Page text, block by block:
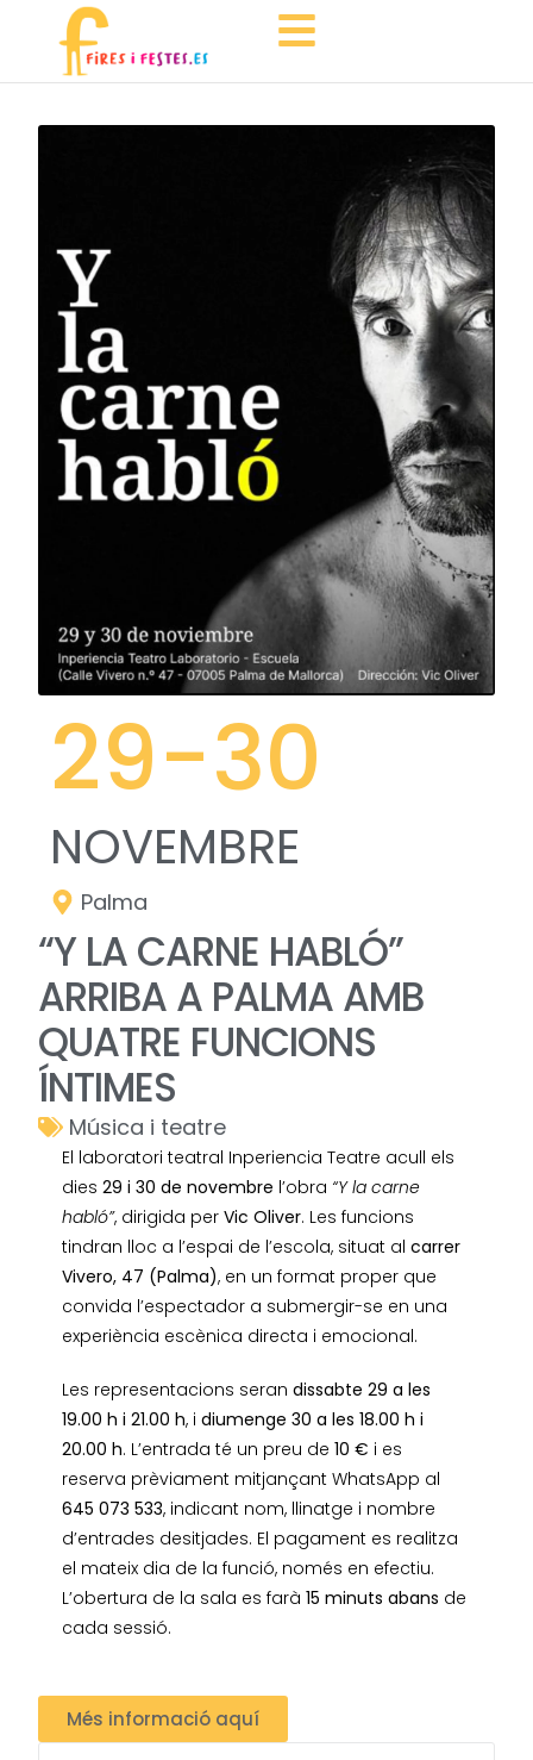
29-30
NOVEMBRE
Palma
“Y LA CARNE HABLÓ”
ARRIBA A PALMA AMB
QUATRE FUNCIONS
ÍNTIMES
Música i teatre
El laboratori teatral Inperiencia Teatre acull els
dies29 i 30 de novembre l’obra “Y la carne
habló”, dirigida perVic Oliver. Les funcions
tindran lloc a l’espai de l’escola, situat alcarrer
Vivero, 47 (Palma), en un format proper que
convida l’espectador a submergir-se en una
experiència escènica directa i emocional.
Les representacions serandissabte 29 a les
19.00 h i 21.00 h, idiumenge 30 a les 18.00 h i
20.00 h. L’entrada té un preu de10 € i es
reserva prèviament mitjançant WhatsApp al
645 073 533, indicant nom, llinatge i nombre
d’entrades desitjades. El pagament es realitza
el mateix dia de la funció, només en efectiu.
L’obertura de la sala es farà15 minuts abans de
cada sessió.
Més informació aquí